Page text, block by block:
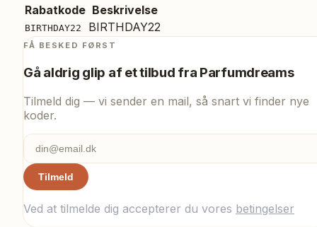
Rabatkode Beskrivelse
BIRTHDAY22 BIRTHDAY22
FÅ BESKED FØRST
Gå aldrig glip af et tilbud fra Parfumdreams
Tilmeld dig — vi sender en mail, så snart vi finder nye
koder.
Tilmeld
Ved at tilmelde dig accepterer du vores betingelser